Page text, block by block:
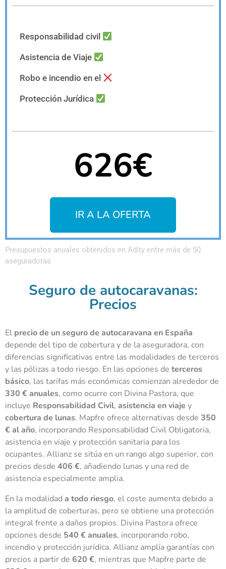
Responsabilidad civil
Asistencia de Viaje
Robo e incendio en el
Protección Jurídica
626€
IR A LA OFERTA
Presupuestos anuales obtenidos en Adity entre más de 50
aseguradoras
Seguro de autocaravanas:
Precios
El precio de un seguro de autocaravana en España
depende del tipo de cobertura y de la aseguradora, con
diferencias significativas entre las modalidades de terceros
y las pólizas a todo riesgo. En las opciones de terceros
básico, las tarifas más económicas comienzan alrededor de
330 € anuales, como ocurre con Divina Pastora, que
incluye Responsabilidad Civil, asistencia en viaje y
cobertura de lunas. Mapfre ofrece alternativas desde 350
€ al año, incorporando Responsabilidad Civil Obligatoria,
asistencia en viaje y protección sanitaria para los
ocupantes. Allianz se sitúa en un rango algo superior, con
precios desde 406 €, añadiendo lunas y una red de
asistencia especialmente amplia.
En la modalidad a todo riesgo, el coste aumenta debido a
la amplitud de coberturas, pero se obtiene una protección
integral frente a daños propios. Divina Pastora ofrece
opciones desde 540 € anuales, incorporando robo,
incendio y protección jurídica. Allianz amplía garantías con
precios a partir de 620 €, mientras que Mapfre parte de